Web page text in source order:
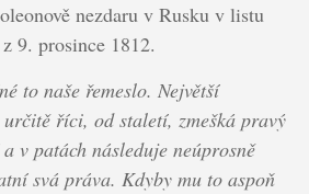
nezdaru v Rusku v listu
9. prosince 1812.
to naše řemeslo. Největší
říci, od staletí, zmešká pravý
v patách následuje neúprosně
svá práva. Kdyby mu to aspoň